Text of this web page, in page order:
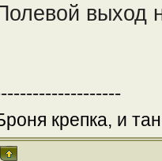
выход
крепка, и